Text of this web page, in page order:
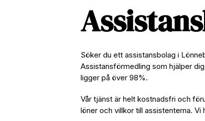
Söker du ett assistansbolag i
Assistansförmedling som hjälper
ligger på över 98%.
Vår tjänst är helt kostnadsfri och
löner och villkor till assistenterna.